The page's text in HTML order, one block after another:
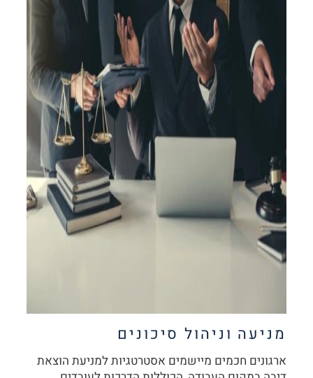
מניעה וניהול סיכונים
ארגונים חכמים מיישמים אסטרטגיות למניעת הוצאת